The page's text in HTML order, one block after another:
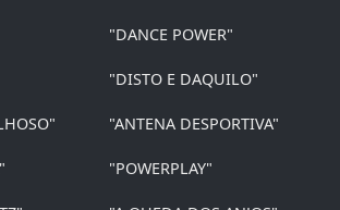
"DANCE POWER"
"DISTO E DAQUILO"
"ANTENA DESPORTIVA"
"POWERPLAY"